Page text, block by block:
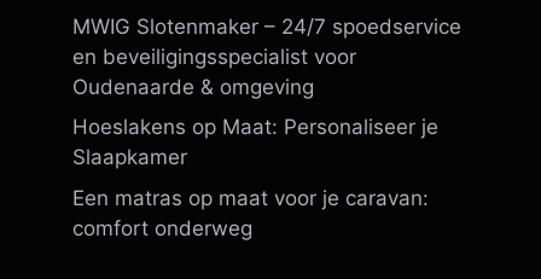
MWIG Slotenmaker – 24/7 spoedservice
en beveiligingsspecialist voor
Oudenaarde & omgeving
Hoeslakens op Maat: Personaliseer je
Slaapkamer
Een matras op maat voor je caravan:
comfort onderweg